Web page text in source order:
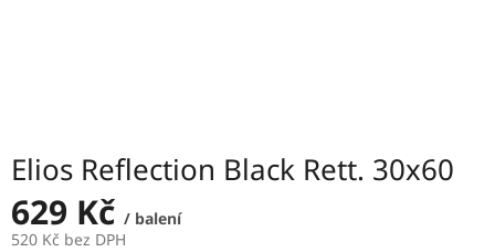
Elios Reflection Black Rett. 30x60
629 Kč / balení
520 Kč bez DPH